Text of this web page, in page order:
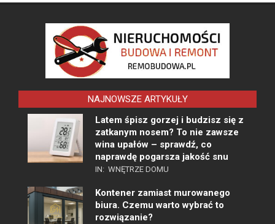
NAJNOWSZE ARTYKUŁY
Latem śpisz gorzej i budzisz się z
zatkanym nosem? To nie zawsze
wina upałów – sprawdź, co
naprawdę pogarsza jakość snu
IN: WNĘTRZE DOMU
Kontener zamiast murowanego
biura. Czemu warto wybrać to
rozwiązanie?